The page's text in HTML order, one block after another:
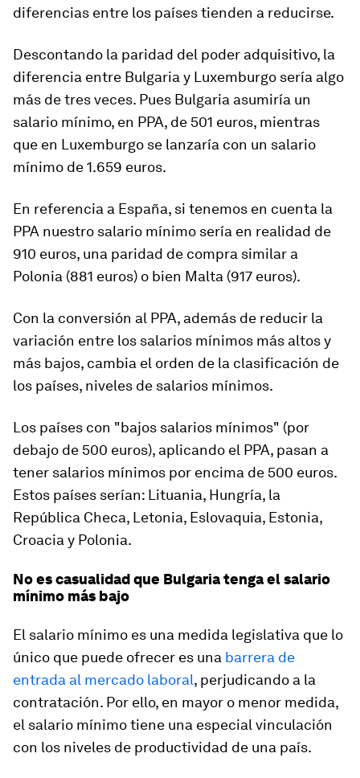
diferencias entre los países tienden a reducirse.
Descontando la paridad del poder adquisitivo, la
diferencia entre Bulgaria y Luxemburgo sería algo
más de tres veces. Pues Bulgaria asumiría un
salario mínimo, en PPA, de 501 euros, mientras
que en Luxemburgo se lanzaría con un salario
mínimo de 1.659 euros.
En referencia a España, si tenemos en cuenta la
PPA nuestro salario mínimo sería en realidad de
910 euros, una paridad de compra similar a
Polonia (881 euros) o bien Malta (917 euros).
Con la conversión al PPA, además de reducir la
variación entre los salarios mínimos más altos y
más bajos, cambia el orden de la clasificación de
los países, niveles de salarios mínimos.
Los países con "bajos salarios mínimos" (por
debajo de 500 euros), aplicando el PPA, pasan a
tener salarios mínimos por encima de 500 euros.
Estos países serían: Lituania, Hungría, la
República Checa, Letonia, Eslovaquia, Estonia,
Croacia y Polonia.
No es casualidad que Bulgaria tenga el salario
mínimo más bajo
El salario mínimo es una medida legislativa que lo
único que puede ofrecer es una barrera de
entrada al mercado laboral, perjudicando a la
contratación. Por ello, en mayor o menor medida,
el salario mínimo tiene una especial vinculación
con los niveles de productividad de una país.